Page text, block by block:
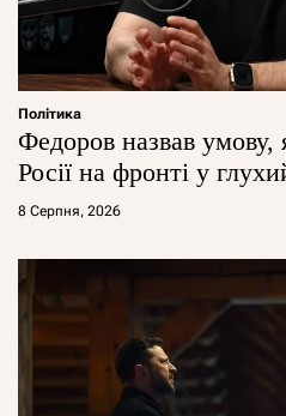
Політика
Федоров назвав умову,
Росії на фронті у
8 Серпня, 2026